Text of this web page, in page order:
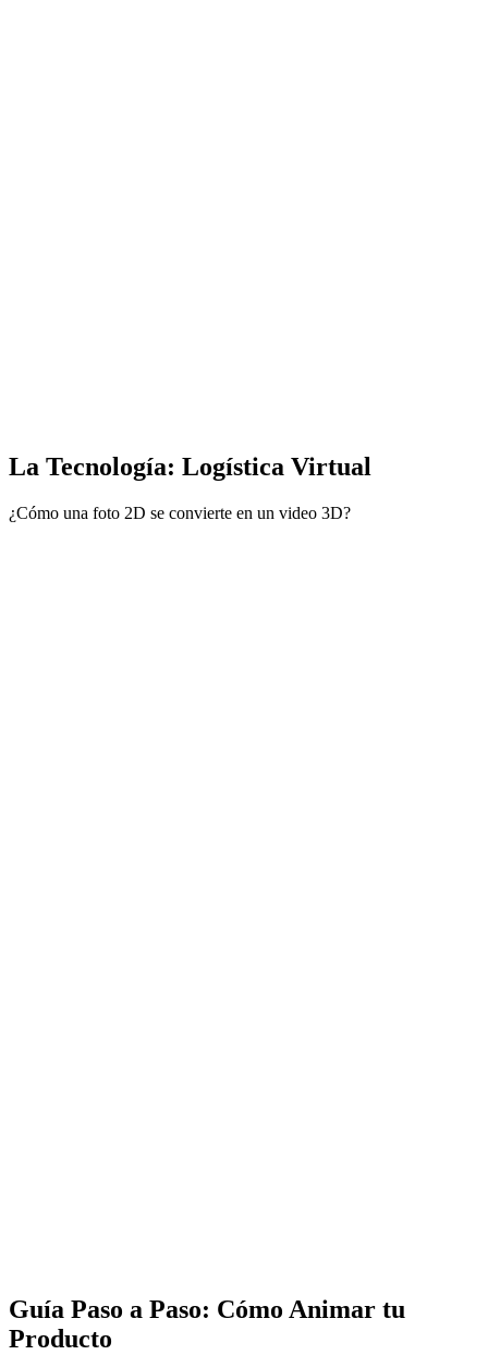
La Tecnología: Logística Virtual
¿Cómo una foto 2D se convierte en un video 3D?
Guía Paso a Paso: Cómo Animar tu
Producto